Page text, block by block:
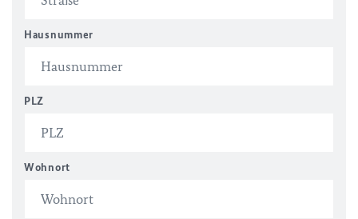
Hausnummer
PLZ
Wohnort